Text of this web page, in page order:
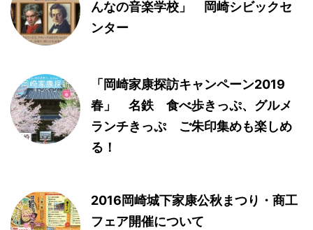
んなの音楽学校」 岡崎シビックセ
ンター
「岡崎家康探訪キャンペーン2019
春」 名鉄 食べ歩きっぷ、グルメ
ランチきっぷ ご朱印集めも楽しめ
る！
2016岡崎城下家康公秋まつり・商工
フェア開催について